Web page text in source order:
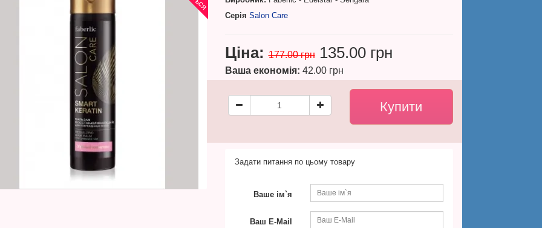
Серія Salon Care
Ціна: 177.00 грн 135.00 грн
Ваша економія: 42.00 грн
Задати питання по цьому товару
Ваше ім`я
Ваш E-Mail